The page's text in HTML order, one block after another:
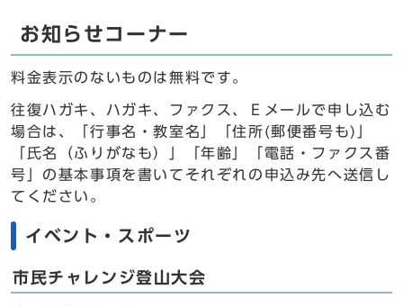
お知らせコーナー
料金表示のないものは無料です。
往復ハガキ、ハガキ、ファクス、Ｅメールで申し込む
場合は、「行事名・教室名」「住所(郵便番号も)」
「氏名（ふりがなも）」「年齢」「電話・ファクス番
号」の基本事項を書いてそれぞれの申込み先へ送信し
てください。
イベント・スポーツ
市民チャレンジ登山大会